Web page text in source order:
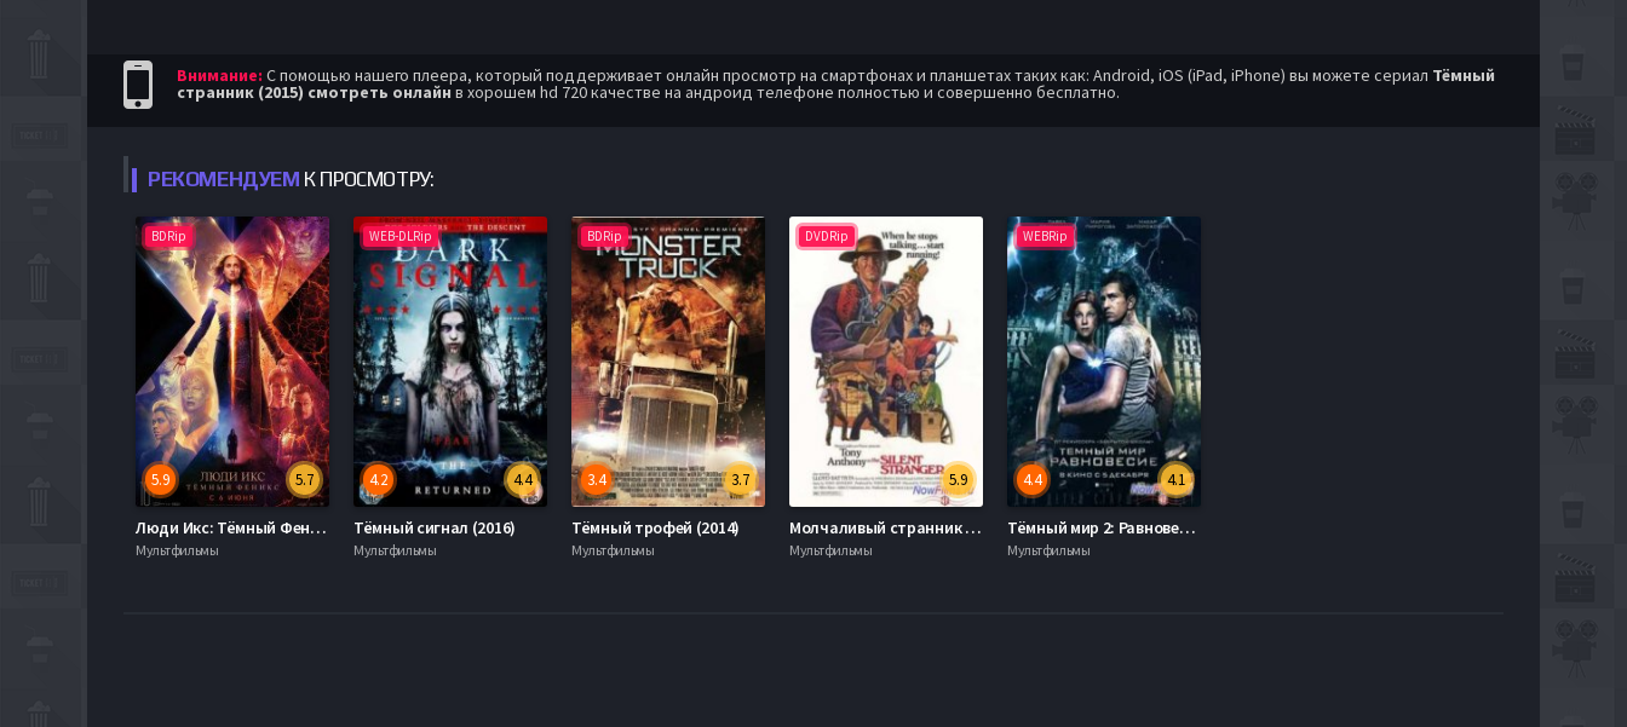
Внимание: С помощью нашего плеера, который поддерживает онлайн просмотр на смартфонах и планшетах таких как: Android, iOS (iPad, iPhone) вы можете сериал Тёмный
странник (2015) смотреть онлайн в хорошем hd 720 качестве на андроид телефоне полностью и совершенно бесплатно.
РЕКОМЕНДУЕМ К ПРОСМОТРУ:
BDRip
5.7
5.9
Люди Икс: Тёмный Феникс (2019)
Мультфильмы
WEB-DLRip
4.4
4.2
Тёмный сигнал (2016)
Мультфильмы
BDRip
3.7
3.4
Тёмный трофей (2014)
Мультфильмы
DVDRip
5.9
Молчаливый странник (1968)
Мультфильмы
WEBRip
4.1
4.4
Тёмный мир 2: Равновесие (2013)
Мультфильмы